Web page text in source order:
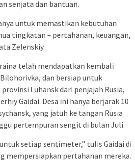
senjata dan bantuan.
untuk memastikan kebutuhan
tingkatan – pertahanan, keuangan,
Zelenskiy.
telah mendapatkan kembali
dan bersiap untuk
Luhansk dari penjajah Rusia,
Gaidai. Desa ini hanya berjarak 10
yang jatuh ke tangan Rusia
pertempuran sengit di bulan Juli.
setiap sentimeter,” tulis Gaidai di
mempersiapkan pertahanan mereka.